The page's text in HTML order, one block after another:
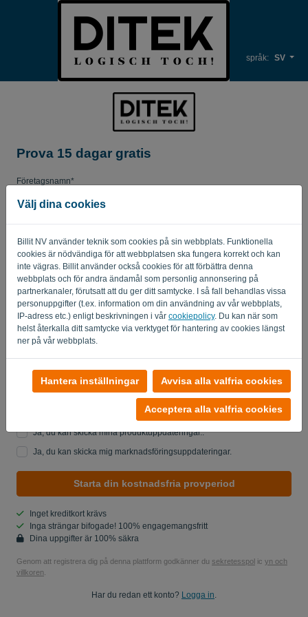
Välj dina cookies
Billit NV använder teknik som cookies på sin webbplats. Funktionella
cookies är nödvändiga för att webbplatsen ska fungera korrekt och kan
inte vägras. Billit använder också cookies för att förbättra denna
webbplats och för andra ändamål som personlig annonsering på
partnerkanaler, förutsatt att du ger ditt samtycke. I så fall behandlas vissa
personuppgifter (t.ex. information om din användning av vår webbplats,
IP-adress etc.) enligt beskrivningen i vår cookiepolicy. Du kan när som
helst återkalla ditt samtycke via verktyget för hantering av cookies längst
ner på vår webbplats.
Hantera inställningar Avvisa alla valfria cookies
Acceptera alla valfria cookies
språk: SV
Prova 15 dagar gratis
Företagsnamn*
Lösenord
Land
Är du inte en dator? Fyll i ' '.
Ja, du kan skicka mina produktuppdateringar..
Ja, du kan skicka mig marknadsföringsuppdateringar.
Starta din kostnadsfria provperiod
Inget kreditkort krävs
Inga strängar bifogade! 100% engagemangsfritt
Dina uppgifter är 100% säkra
Genom att registrera dig på denna plattform godkänner du sekretesspol ic yn och
villkoren
Har du redan ett konto? Logga in